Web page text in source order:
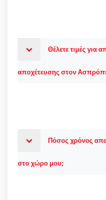
Θέλετε τιμές για
αποχέτευσης στον
Πόσος χρόνος
στο χώρο μου;